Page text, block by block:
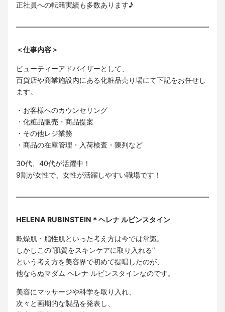
正社員への転籍実績も多数あります♪
＜仕事内容＞
ビューティーアドバイザーとして、
百貨店や商業施設内にある化粧品売り場にて下記をお任せし
ます。
・お客様へのカウンセリング
・化粧品販売・商品提案
・その他レジ業務
・商品の在庫管理・入荷検査・陳列など
30代、40代が活躍中！
9割が女性で、女性が活躍しやすい職場です！
HELENA RUBINSTEIN＊ヘレナ ルビンスタイン
乾燥肌・脂性肌といった考え方は今では常識。
しかしこの“肌質をスキンケアに取り入れる”
という考え方を美容界で初めて提唱したのが、
他ならぬマダム ヘレナ ルビンスタインなのです。
美容にマッサージや科学を取り入れ、
次々と画期的な製品を発表し、